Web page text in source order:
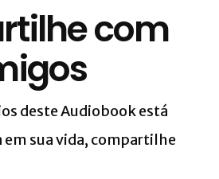
com
deste Audiobook está
sua vida, compartilhe